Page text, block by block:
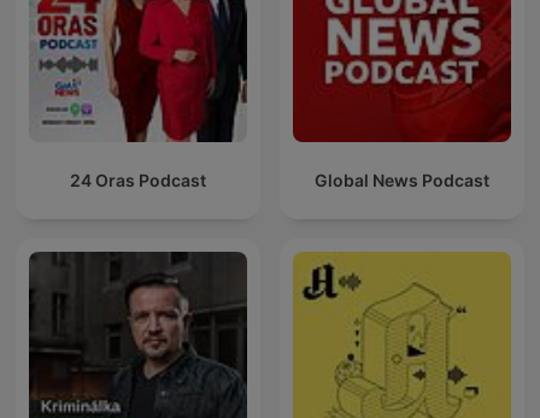
24 Oras Podcast Global News Podcast